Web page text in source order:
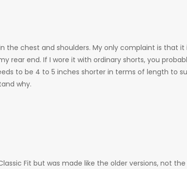
chest and shoulders. My only complaint is that it
rear end. If I wore it with ordinary shorts, you
to be 4 to 5 inches shorter in terms of length to
why.
Fit but was made like the older versions, not